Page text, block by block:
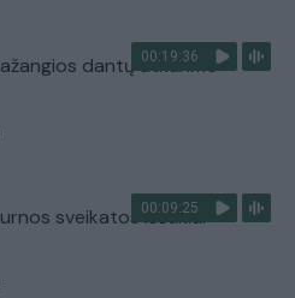
00:19:36
dantų atkūrimo
00:09:25
sveikatos iššūkiai